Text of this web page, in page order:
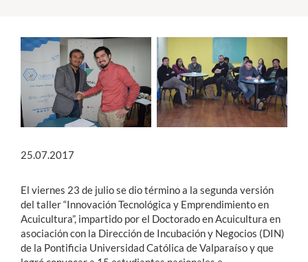
English
25.07.2017
El viernes 23 de julio se dio término a la segunda versión
del taller “Innovación Tecnológica y Emprendimiento en
Acuicultura”, impartido por el Doctorado en Acuicultura en
asociación con la Dirección de Incubación y Negocios (DIN)
de la Pontificia Universidad Católica de Valparaíso y que